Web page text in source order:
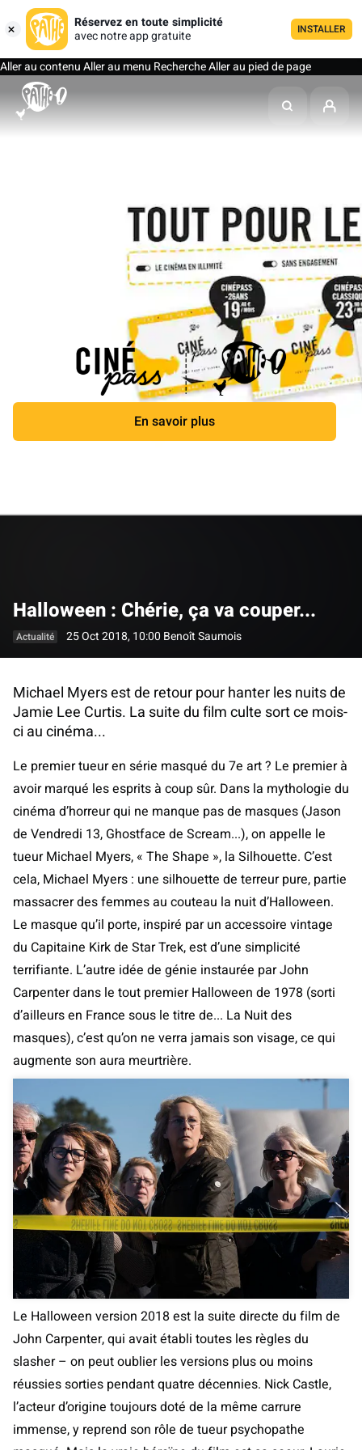
Réservez en toute simplicité
avec notre app gratuite
INSTALLER
Aller au contenuAller au menu RechercheAller au pied de page
En savoir plus
Halloween : Chérie, ça va couper...
Actualité 25 Oct 2018, 10:00 Benoît Saumois
Michael Myers est de retour pour hanter les nuits de
Jamie Lee Curtis. La suite du film culte sort ce mois-
ci au cinéma...
Le premier tueur en série masqué du 7e art ? Le premier à
avoir marqué les esprits à coup sûr. Dans la mythologie du
cinéma d’horreur qui ne manque pas de masques (Jason
de Vendredi 13, Ghostface de Scream...), on appelle le
tueur Michael Myers, « The Shape », la Silhouette. C’est
cela, Michael Myers : une silhouette de terreur pure, partie
massacrer des femmes au couteau la nuit d’Halloween.
Le masque qu’il porte, inspiré par un accessoire vintage
du Capitaine Kirk de Star Trek, est d’une simplicité
terrifiante. L’autre idée de génie instaurée par John
Carpenter dans le tout premier Halloween de 1978 (sorti
d’ailleurs en France sous le titre de... La Nuit des
masques), c’est qu’on ne verra jamais son visage, ce qui
augmente son aura meurtrière.
Le Halloween version 2018 est la suite directe du film de
John Carpenter, qui avait établi toutes les règles du
slasher – on peut oublier les versions plus ou moins
réussies sorties pendant quatre décennies. Nick Castle,
l’acteur d’origine toujours doté de la même carrure
immense, y reprend son rôle de tueur psychopathe